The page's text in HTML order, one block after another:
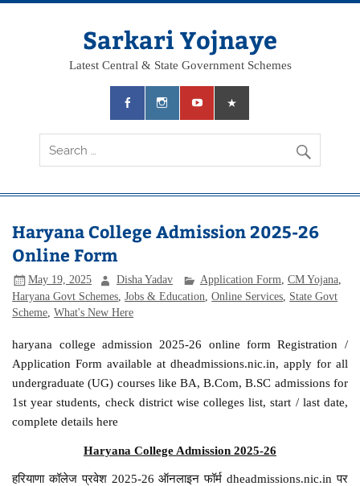
Skip
Sarkari Yojnaye
Latest Central & State Government Schemes
Haryana College Admission 2025-26
Online Form
May 19, 2025 Disha Yadav Application Form CM Yojana,
Haryana Govt Schemes ,Jobs & Education ,Online Services State Govt
Scheme ,What's New Here
haryana college admission 2025-26 online form Registration /
Application Form available at dheadmissions.nic.in, apply for all
undergraduate (UG) courses like BA, B.Com, B.SC admissions for
1st year students, check district wise colleges list, start / last date,
complete details here
Haryana College Admission 2025-26
हरियाणा कॉलेज प्रवेश 2025-26 ऑनलाइन फॉर्म dheadmissions.nic.in पर